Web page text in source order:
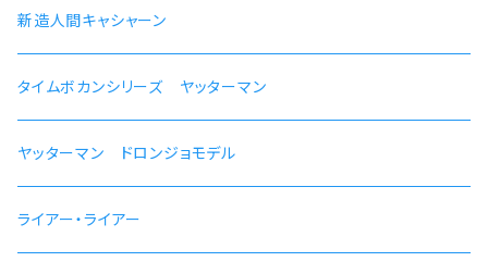
【パウロ・グレイラッド】腕時計 本数限定
【オルステッド】腕時計 本数限定
かにこ
新造人間キャシャーン 50周年記念モデル
タイムボカンシリーズ ヤッターマン 45周年記念モデル
新造人間キャシャーン
タイムボカンシリーズ ヤッターマン
ヤッターマン ドロンジョモデル
ライアー・ライアー